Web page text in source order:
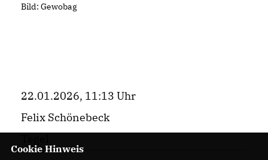
Bild: Gewobag
22.01.2026, 11:13 Uhr
Felix Schönebeck
Cookie Hinweis